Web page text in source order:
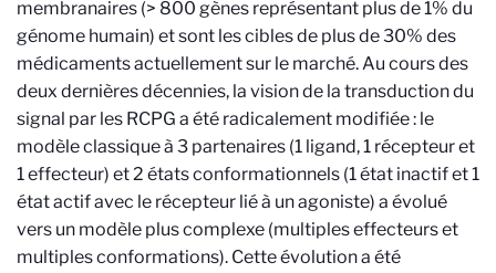
membranaires (> 800 gènes représentant plus de 1% du
génome humain) et sont les cibles de plus de 30% des
médicaments actuellement sur le marché. Au cours des
deux dernières décennies, la vision de la transduction du
signal par les RCPG a été radicalement modifiée : le
modèle classique à 3 partenaires (1 ligand, 1 récepteur et
1 effecteur) et 2 états conformationnels (1 état inactif et 1
état actif avec le récepteur lié à un agoniste) a évolué
vers un modèle plus complexe (multiples effecteurs et
multiples conformations). Cette évolution a été